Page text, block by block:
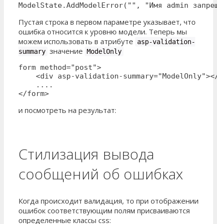
ModelState.AddModelError("", "Имя admin
Пустая строка в первом параметре указывает, что
ошибка относится к уровню модели. Теперь мы
можем использовать в атрибуте
asp-validation-
summary значение ModelOnly
form method="post">
<div asp-validation-
    ....
</form>
и посмотреть на результат:
Стилизация вывода
сообщений об ошибках
Когда происходит валидация, то при отображении
ошибок соответствующим полям присваиваются
определенные классы css: